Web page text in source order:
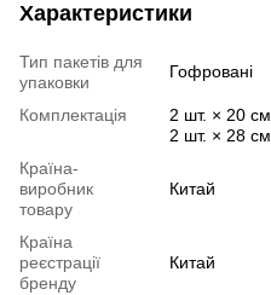
Характеристики
Тип пакетів для
упаковки
Гофровані
Комплектація
2 шт. × 20
2 шт. × 28
Країна-
виробник
товару
Китай
Країна
реєстрації
бренду
Китай